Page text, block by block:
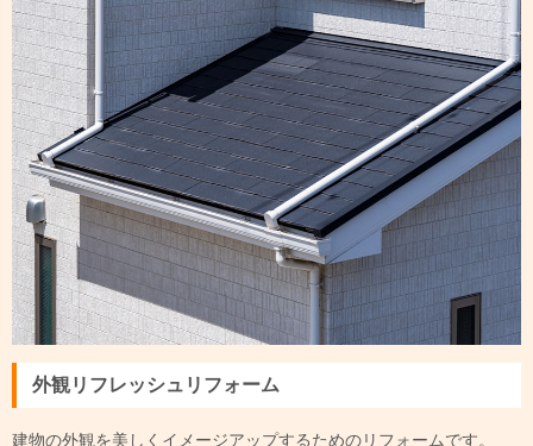
外観リフレッシュリフォーム
建物の外観を美しくイメージアップするためのリフォームです。